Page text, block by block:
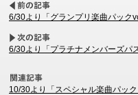
6/30より「グランプリ楽曲パック
6/30より「プラチナメンバーズパ
10/30より「スペシャル楽曲パッ